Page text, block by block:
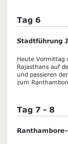
Tag 6
Stadtführung
Heute Vormittag
Rajasthans auf
und passieren
zum
Tag 7 - 8